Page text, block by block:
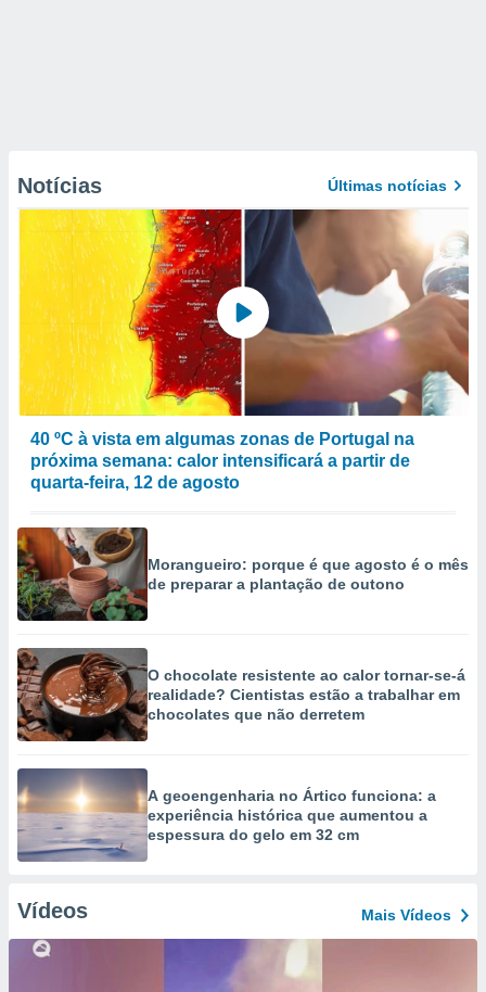
Notícias Últimas notícias
40 ºC à vista em algumas zonas de Portugal na
próxima semana: calor intensificará a partir de
quarta-feira, 12 de agosto
Morangueiro: porque é que agosto é o mês
de preparar a plantação de outono
O chocolate resistente ao calor tornar-se-á
realidade? Cientistas estão a trabalhar em
chocolates que não derretem
A geoengenharia no Ártico funciona: a
experiência histórica que aumentou a
espessura do gelo em 32 cm
Vídeos Mais Vídeos